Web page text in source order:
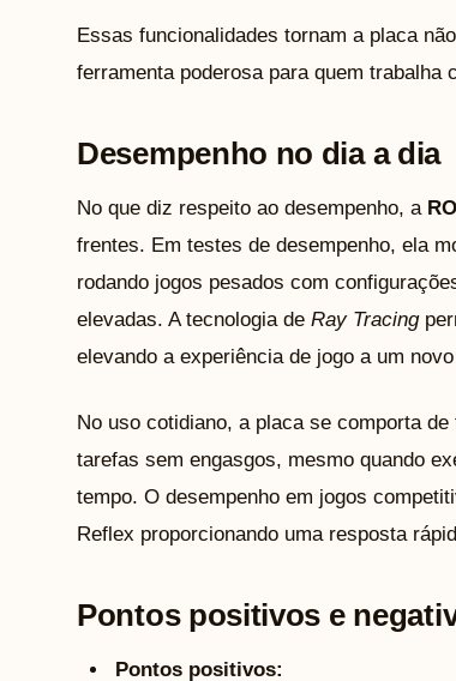
Essas funcionalidades tornam a placa
ferramenta poderosa para quem trabalha
Desempenho no dia a dia
No que diz respeito ao desempenho, a
frentes. Em testes de desempenho, ela
rodando jogos pesados com
elevadas. A tecnologia de Ray Tracing
elevando a experiência de jogo a um
No uso cotidiano, a placa se comporta
tarefas sem engasgos, mesmo quando
tempo. O desempenho em jogos
Reflex proporcionando uma resposta
Pontos positivos e
Pontos positivos: